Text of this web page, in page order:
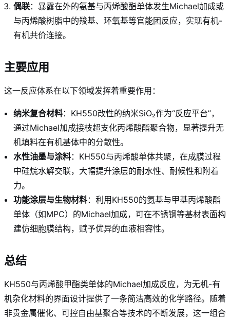
偶联：暴露在外的氨基与丙烯酸酯单体发生Michael加成或
与丙烯酸树脂中的羧基、环氧基等官能团反应，实现有机-
有机共价连接。
主要应用
这一反应体系在以下领域发挥着重要作用：
纳米复合材料：KH550改性的纳米SiO₂作为“反应平台”，
通过Michael加成接枝超支化丙烯酸酯聚合物，显著提升无
机填料在有机基体中的分散性。
水性油墨与涂料：KH550与丙烯酸单体共聚，在成膜过程
中硅烷水解交联，大幅提升涂层的耐水性、耐候性和附着
力。
功能涂层与生物材料：利用KH550的氨基与甲基丙烯酸酯
单体（如MPC）的Michael加成，可在不锈钢等基材表面构
建仿细胞膜结构，赋予优异的血液相容性。
总结
KH550与丙烯酸甲酯类单体的Michael加成反应，为无机-有
机杂化材料的界面设计提供了一条简洁高效的化学路径。随着
非贵金属催化、可控自由基聚合等技术的不断发展，这一组合